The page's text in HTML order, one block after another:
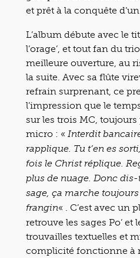
et prêt à la conquête
L’album débute avec le
l’orage’, et tout fan du
meilleure ouverture, au
la suite. Avec sa flûte
refrain surprenant, ce
l’impression que le
sur les trois MC,
micro : « Interdit
rapplique. Tu t’en es
fois le Christ réplique.
plus de nuage. Donc
sage, ça marche toujours
frangin« . C’est avec un
retrouve les sages Po’
trouvailles textuelles et
complicité fonctionne à